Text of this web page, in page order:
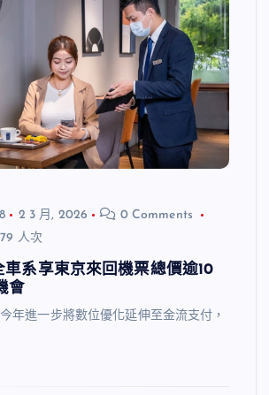
2 3 月, 2026
0 Comments
人次
系享東京來回機票總價逾10
會
年進一步將數位優化延伸至金流支付，